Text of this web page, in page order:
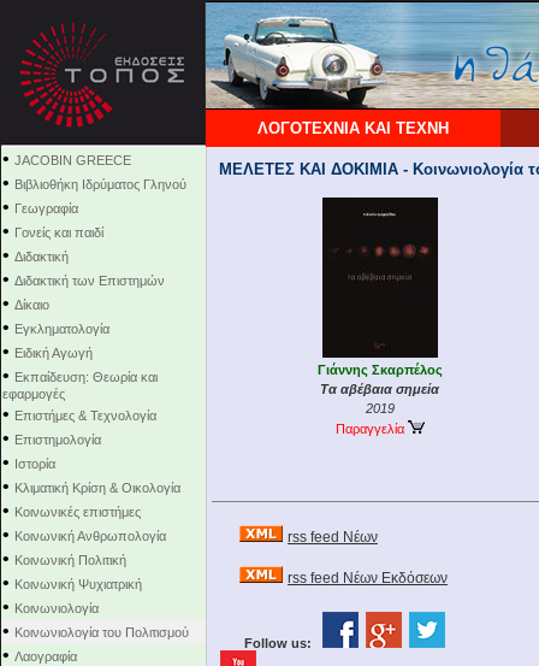
ΛΟΓΟΤΕΧΝΙΑ ΚΑΙ ΤΕΧΝΗ
• JACOBIN GREECE
• Βιβλιοθήκη Ιδρύματος Γληνού
• Γεωγραφία
• Γονείς και παιδί
• Διδακτική
• Διδακτική των Επιστημών
• Δίκαιο
• Εγκληματολογία
• Ειδική Αγωγή
• Εκπαίδευση: Θεωρία και
εφαρμογές
• Επιστήμες & Τεχνολογία
• Επιστημολογία
• Ιστορία
• Κλιματική Κρίση & Οικολογία
• Κοινωνικές επιστήμες
• Κοινωνική Ανθρωπολογία
• Κοινωνική Πολιτική
• Κοινωνική Ψυχιατρική
• Κοινωνιολογία
• Κοινωνιολογία του Πολιτισμού
• Λαογραφία
ΜΕΛΕΤΕΣ ΚΑΙ ΔΟΚΙΜΙΑ - Κοινωνιολογία
Γιάννης Σκαρπέλος
Τα αβέβαια σημεία
2019
Παραγγελία
rss feed Νέων
rss feed Νέων Εκδόσεων
Follow us: